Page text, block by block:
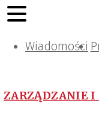
Wiadomości
Zarządzanie i
Tematy
ZARZĄDZANIE